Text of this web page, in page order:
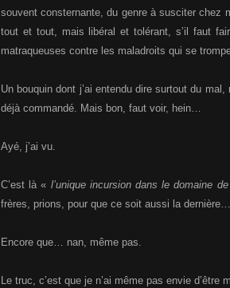
souvent consternante, du genre à susciter chez
tout et tout, mais libéral et tolérant, s’il faut
matraqueuses contre les maladroits qui se
Un bouquin dont j’ai entendu dire surtout du
déjà commandé. Mais bon, faut voir, hein…
Ayé, j’ai vu.
C’est là « l’unique incursion dans le domaine
frères, prions, pour que ce soit aussi la dernière…
Encore que… nan, même pas.
Le truc, c’est que je n’ai même pas envie d’être